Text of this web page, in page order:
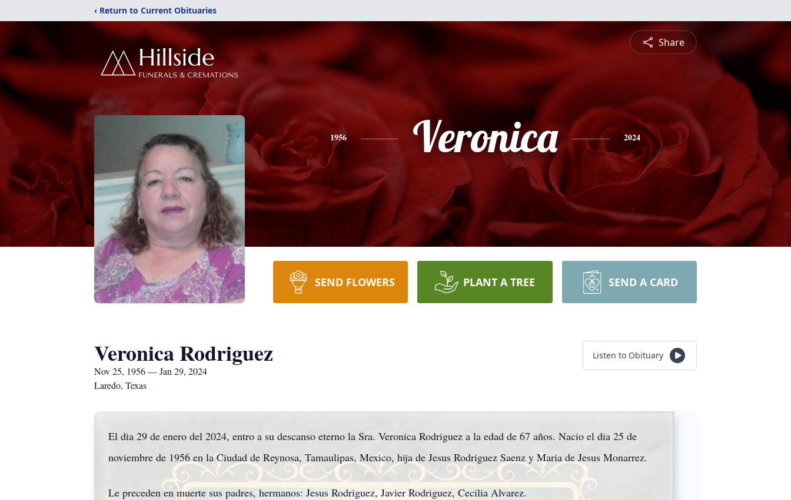
‹ Return to Current Obituaries
Share
1956 Veronica 2024
SEND FLOWERS PLANT A TREE SEND A CARD
Veronica Rodriguez
Nov 25, 1956 — Jan 29, 2024
Laredo, Texas
Listen to Obituary
El dia 29 de enero del 2024, entro a su descanso eterno la Sra. Veronica Rodriguez a la edad de 67 años. Nacio el dia 25 de
noviembre de 1956 en la Ciudad de Reynosa, Tamaulipas, Mexico, hija de Jesus Rodriguez Saenz y Maria de Jesus Monarrez.
Le preceden en muerte sus padres, hermanos: Jesus Rodriguez, Javier Rodriguez, Cecilia Alvarez.